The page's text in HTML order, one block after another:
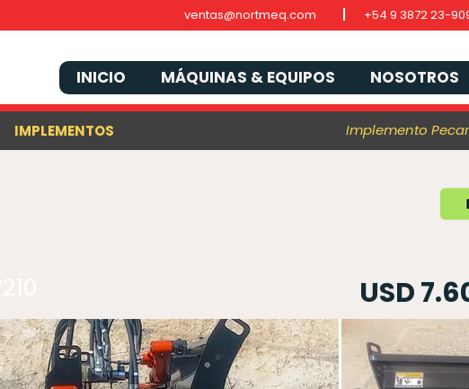
ventas@nortmeq.com +54 9 3872 23-
INICIO MÁQUINAS & EQUIPOS NOSOTROS
Implemento
IMPLEMENTOS
USD